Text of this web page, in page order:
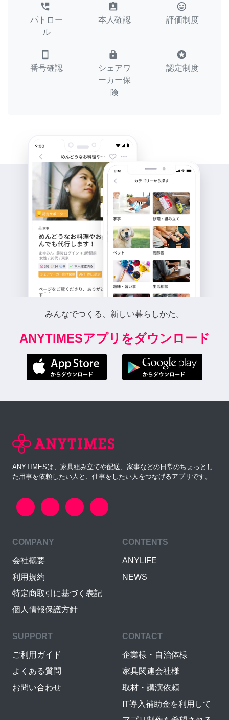
perm_phone_msg
パトロー
ル
assignment_ind
本人確認
tag_faces
評価制度
smartphone
番号確認
lock
シェアワ
ーカー保
険
stars
認定制度
みんなでつくる、新しい暮らしかた。
ANYTIMESアプリをダウンロード
ANYTIMESは、家具組み立てや配送、家事などの日常のちょっとし
た用事を依頼したい人と、仕事をしたい人をつなげるアプリです。
COMPANY
会社概要
利用規約
特定商取引に基づく表記
個人情報保護方針
CONTENTS
ANYLIFE
NEWS
SUPPORT
ご利用ガイド
よくある質問
お問い合わせ
CONTACT
企業様・自治体様
家具関連会社様
取材・講演依頼
IT導入補助金を利用して